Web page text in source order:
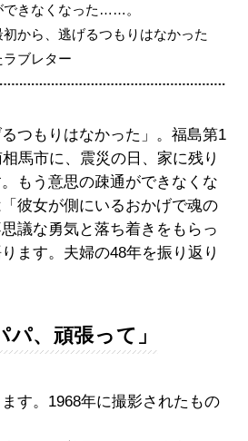
できなくなった……。
から、逃げるつもりはなかった
ブレター
つもりはなかった」。福島第1
馬市に、震災の日、家に残り
もう意思の疎通ができなくな
彼女が側にいるおかげで魂の
議な勇気と落ち着きをもらっ
ます。夫婦の48年を振り返り
、頑張って」
す。1968年に撮影されたもの